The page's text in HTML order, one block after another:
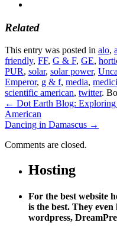
Related
This entry was posted in alo,
friendly, FF, G & F, GE,
PUR, solar, solar power,
Emperor, g & f, media,
scientific american, twitter.
← Dot Earth Blog:
American
Dancing in Damascus →
Comments are closed.
Hosting
For the best website
is the best. They
wordpress,